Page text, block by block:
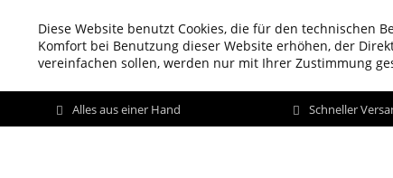
Diese Website benutzt Cookies, die für den technischen
Komfort bei Benutzung dieser Website erhöhen, der
vereinfachen sollen, werden nur mit Ihrer Zustimmung
Alles aus einer Hand Schneller